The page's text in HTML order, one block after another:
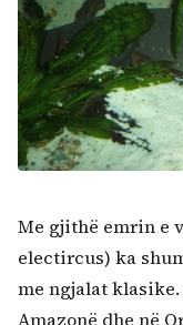
Me gjithë emrin e
electircus) ka
me ngjalat
Amazonë dhe në